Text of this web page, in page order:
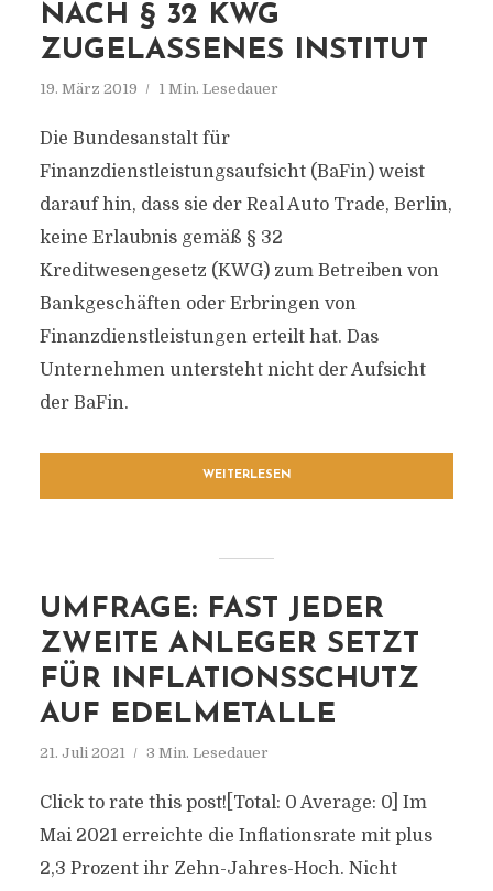
NACH § 32 KWG
ZUGELASSENES INSTITUT
19. März 2019 1 Min. Lesedauer
Die Bundesanstalt für
Finanzdienstleistungsaufsicht (BaFin) weist
darauf hin, dass sie der Real Auto Trade, Berlin,
keine Erlaubnis gemäß § 32
Kreditwesengesetz (KWG) zum Betreiben von
Bankgeschäften oder Erbringen von
Finanzdienstleistungen erteilt hat. Das
Unternehmen untersteht nicht der Aufsicht
der BaFin.
WEITERLESEN
UMFRAGE: FAST JEDER
ZWEITE ANLEGER SETZT
FÜR INFLATIONSSCHUTZ
AUF EDELMETALLE
21. Juli 2021 3 Min. Lesedauer
Click to rate this post![Total: 0 Average: 0] Im
Mai 2021 erreichte die Inflationsrate mit plus
2,3 Prozent ihr Zehn-Jahres-Hoch. Nicht